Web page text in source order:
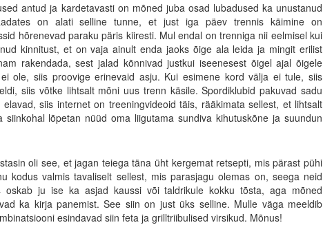
antud ja kardetavasti on mõned juba osad lubadused ka unustanud
on alati selline tunne, et just iga päev trennis käimine on
hõrenevad paraku päris kiiresti. Mul endal on trenniga nii eelmisel kui
kinnitust, et on vaja ainult enda jaoks õige ala leida ja mingit erilist
rakendada, sest jalad kõnnivad justkui iseenesest õigel ajal õigele
ole, siis proovige erinevaid asju. Kui esimene kord välja ei tule, siis
siis võtke lihtsalt mõni uus trenn käsile. Spordiklubid pakuvad sadu
siis internet on treeningvideoid täis, rääkimata sellest, et lihtsalt
lõpetan nüüd oma liigutama sundiva kihutuskõne ja suundun
oli see, et jagan teiega täna üht kergemat retsepti, mis pärast pühi
kodus valmis tavaliselt sellest, mis parasjagu olemas on, seega neid
ju ise ka asjad kaussi või taldrikule kokku tõsta, aga mõned
ka kirja panemist. See siin on just üks selline. Mulle väga meeldib
esindavad siin feta ja grilltriibulised virsikud. Mõnus!